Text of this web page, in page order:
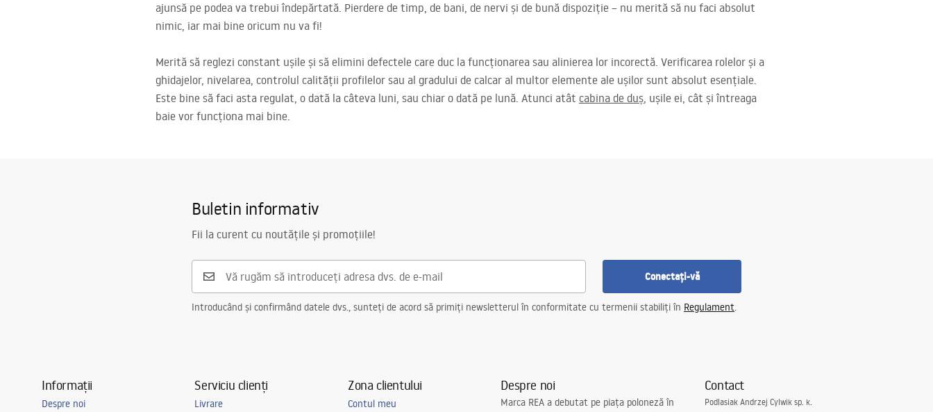
ajunsă pe podea va trebui îndepărtată. Pierdere de timp, de bani, de nervi și de bună dispoziție – nu merită să nu faci absolut
nimic, iar mai bine oricum nu va fi!
Merită să reglezi constant ușile și să elimini defectele care duc la funcționarea sau alinierea lor incorectă. Verificarea rolelor și a
ghidajelor, nivelarea, controlul calității profilelor sau al gradului de calcar al multor elemente ale ușilor sunt absolut esențiale.
Este bine să faci asta regulat, o dată la câteva luni, sau chiar o dată pe lună. Atunci atât cabina de duș, ușile ei, cât și întreaga
baie vor funcționa mai bine.
Buletin informativ
Fii la curent cu noutățile și promoțiile!
Conectați-vă
Introducând și confirmând datele dvs., sunteți de acord să primiți newsletterul în conformitate cu termenii stabiliți în Regulament.
Informații
Despre noi
Serviciu clienți
Livrare
Zona clientului
Contul meu
Despre noi
Marca REA a debutat pe piața poloneză în
Contact
Podlasiak Andrzej Cylwik sp. k.